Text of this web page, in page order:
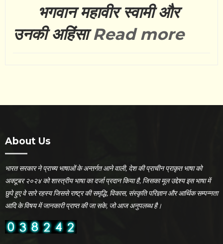
भगवान महावीर स्वामी और
उनकी अहिंसा Read more
About Us
भारत सरकार ने प्राच्य भाषाओं के अन्तर्गत आने वाली, देश की प्राचीन प्राकृत भाषा को
अक्टूबर २०२४ को शास्त्रीय भाषा का दर्जा प्रदान किया है, जिसका मूल उद्देश्य इस भाषा में
छुपे हुए वे सारे रहस्य जिससे राष्ट्र की समृद्धि, विकास, संस्कृति परिज्ञान और आर्थिक सम्पन्नता
आदि के विषय में जानकारी प्राप्त की जा सके, जो आज अनुपलब्ध है।